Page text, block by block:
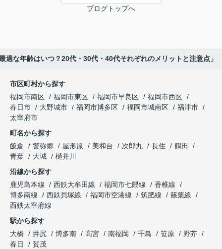
ブログトップへ
適な年齢はいつ？20代・30代・40代それぞれのメリットと注意点」
市区町村から探す
福岡市南区
福岡市東区 福岡市早良区
福岡市西区
春日市
大野城市 福岡市博多区 福岡市城南区
福津市
太宰府市
町名から探す
飯倉
警弥郷 屋形原 美和台 次郎丸 長住
鶴田
青葉
大城
樋井川
沿線から探す
鹿児島本線
西鉄大牟田線 福岡市七隈線
香椎線
博多南線
西鉄貝塚線 福岡市空港線 筑肥線
篠栗線
西鉄太宰府線
駅から探す
大橋
井尻 博多南 高宮 南福岡 千鳥 笹原
野芥
春日
賀茂